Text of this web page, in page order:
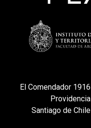
El Comendador 1916
Providencia
Santiago de Chile